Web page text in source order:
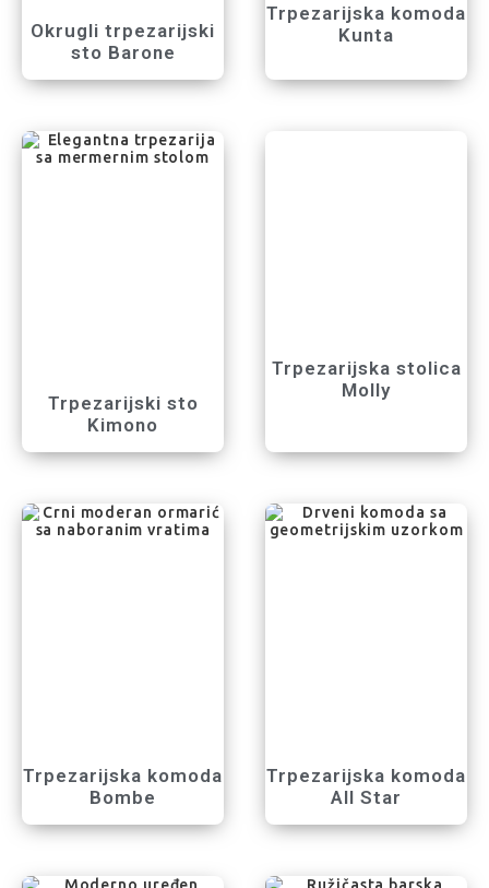
Okrugli trpezarijski
sto Barone
Trpezarijska komoda
Kunta
Trpezarijski sto
Kimono
Trpezarijska stolica
Molly
Trpezarijska komoda
Bombe
Trpezarijska komoda
All Star